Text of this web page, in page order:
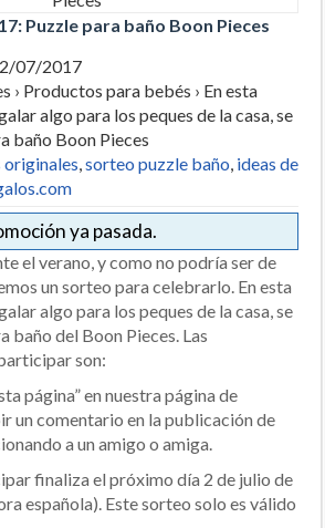
Puzzle para baño Boon Pieces
07/2017
› Productos para bebés › En esta
algo para los peques de la casa, se
baño Boon Pieces
originales,sorteo puzzle baño, ideas de
ya pasada.
el verano, y como no podría ser de
un sorteo para celebrarlo. En esta
algo para los peques de la casa, se
baño del Boon Pieces. Las
son:
página” en nuestra página de
un comentario en la publicación de
a un amigo o amiga.
finaliza el próximo día 2 de julio de
española). Este sorteo solo es válido